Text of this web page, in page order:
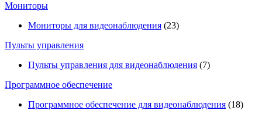
Мониторы
Мониторы для видеонаблюдения (23)
Пульты управления
Пульты управления для видеонаблюдения (7)
Программное обеспечение
Программное обеспечение для видеонаблюдения (18)